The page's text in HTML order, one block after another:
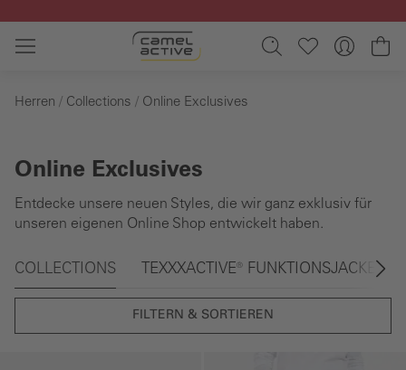
Zum Hauptinhalt springen
Herren Collections Online Exclusives
Online Exclusives
Entdecke unsere neuen Styles, die wir ganz exklusiv für
unseren eigenen Online Shop entwickelt haben.
Galerie überspringen
COLLECTIONS TEXXXACTIVE® FUNKTIONSJACKEN
FILTERN & SORTIEREN